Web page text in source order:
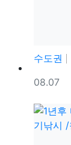
수도권
등록일
08.07